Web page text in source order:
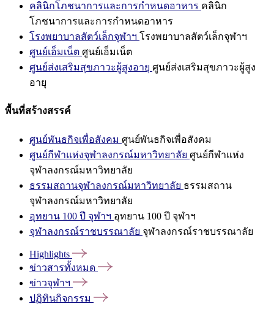
คลินิกโภชนาการและการกำหนดอาหาร คลินิก
โภชนาการและการกำหนดอาหาร
โรงพยาบาลสัตว์เล็กจุฬาฯ โรงพยาบาลสัตว์เล็กจุฬาฯ
ศูนย์เอ็มเน็ต ศูนย์เอ็มเน็ต
ศูนย์ส่งเสริมสุขภาวะผู้สูงอายุ ศูนย์ส่งเสริมสุขภาวะผู้สูง
อายุ
พื้นที่สร้างสรรค์
ศูนย์พันธกิจเพื่อสังคม ศูนย์พันธกิจเพื่อสังคม
ศูนย์กีฬาแห่งจุฬาลงกรณ์มหาวิทยาลัย ศูนย์กีฬาแห่ง
จุฬาลงกรณ์มหาวิทยาลัย
ธรรมสถานจุฬาลงกรณ์มหาวิทยาลัย ธรรมสถาน
จุฬาลงกรณ์มหาวิทยาลัย
อุทยาน 100 ปี จุฬาฯ อุทยาน 100 ปี จุฬาฯ
จุฬาลงกรณ์ราชบรรณาลัย จุฬาลงกรณ์ราชบรรณาลัย
Highlights
ข่าวสารทั้งหมด
ข่าวจุฬาฯ
ปฏิทินกิจกรรม